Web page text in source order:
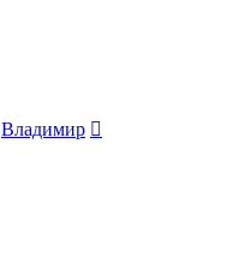
Владимир